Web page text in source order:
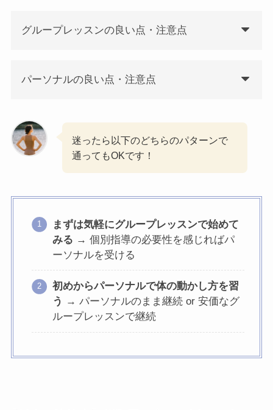
グループレッスンの良い点・注意点
パーソナルの良い点・注意点
迷ったら以下のどちらのパターンで
通ってもOKです！
まずは気軽にグループレッスンで始めて
みる → 個別指導の必要性を感じればパ
ーソナルを受ける
初めからパーソナルで体の動かし方を習
う → パーソナルのまま継続 or 安価なグ
ループレッスンで継続